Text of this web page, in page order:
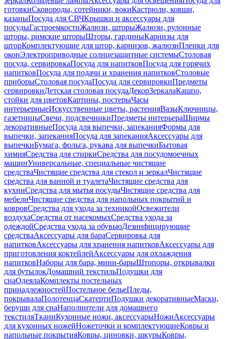
готовкиСковороды, сотейники, вокиКастрюли, ковши,
казаныПосуда для СВЧКрышки и аксессуары для
посудыГастроемкостиЖалюзи, шторыЖалюзи, рулонные
шторы, римские шторыШторы, гардиныКарнизы для
шторКомплектующие для штор, карнизов, жалюзиПленки для
оконЭлектроприводные солнцезащитные системыСтоловая
посуда, сервировкаПосуда для напитковПосуда для горячих
напитковПосуда для подачи и хранения напитковСтоловые
приборыСтоловая посудаПосуда для сервировкиПредметы
сервировкиДетская столовая посудаДекорЗеркалаКашпо,
стойки для цветовКартины, постерыЧасы
интерьерныеИскусственные цветы, растенияВазыКлючницы,
газетницыСвечи, подсвечникиПредметы интерьераШирмы
декоративныеПосуда для выпечки, запеканияФормы для
выпечки, запеканияПосуда для запеканияАксессуары для
выпечкиБумага, фольга, рукава для выпечкиБытовая
химияСредства для стиркиСредства для посудомоечных
машинУниверсальные, специальные чистящие
средстваЧистящие средства для стекол и зеркалЧистящие
средства для ванной и туалетаЧистящие средства для
кухниСредства для мытья посудыЧистящие средства для
мебелиЧистящие средства для напольных покрытий и
ковровСредства для ухода за техникойОсвежители
воздухаСредства от насекомыхСредства ухода за
одеждойСредства ухода за обувьюДезинфицирующие
средстваАксессуары для бараСервировка для
напитковАксессуары для хранения напитковАксессуары для
приготовления коктейлейАксессуары для охлаждения
напитковНаборы для бара, мини-барыШтопоры, открывалки
для бутылокДомашний текстильПодушки для
снаОдеялаКомплекты постельных
принадлежностейПостельное бельеПледы,
покрывалаПолотенцаСкатертиПодушки декоративныеМаски,
беруши для снаНаполнители для домашнего
текстиляТканиКухонные ножи, аксессуарыНожиАксессуары
для кухонных ножейНожеточки и комплектующиеКовры и
напольные покрытияКовры, циновки, шкурыКовры,